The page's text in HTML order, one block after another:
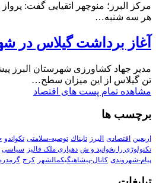
مرکز البرز؛ منوچهر اتقیایی گفت:
هر سه شنبه…
آغاز برداشت گیلاس در
تن گیلاس از این میزان سطح…
مشاهده تمام پست های اقتصاد
برچسب ها
اربعین اقتصادی البرز تابناك توصیه-سلامتی تکواندو
تکنولوڑی را بخوانید و ش دهیاری ملک فالیز سیاسی
پیام-شهروندی کانال-پیشاهنگیکمالشهر کرج